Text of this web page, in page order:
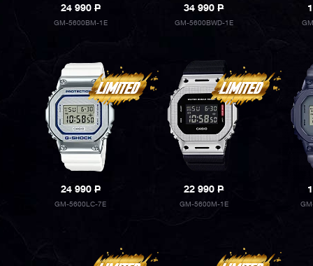
24 990P
GM-5600BM-1E
34 990P
GM-5600BWD-1E
24 990P
GM-5600LC-7E
22 990P
GM-5600M-1E